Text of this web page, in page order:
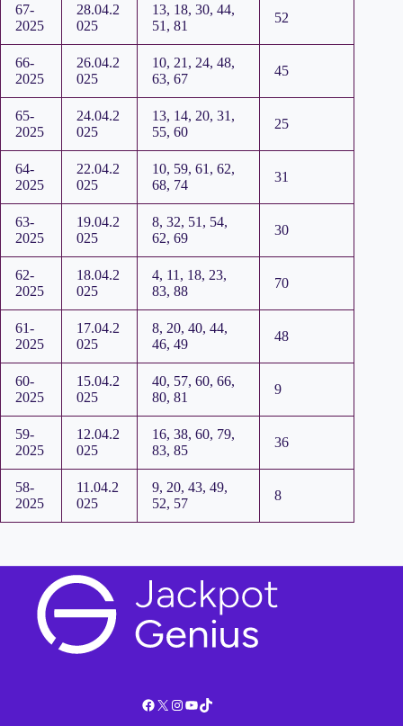
67-
2025
28.04.2
025
13, 18, 30, 44,
51, 81
52
66-
2025
26.04.2
025
10, 21, 24, 48,
63, 67
45
65-
2025
24.04.2
025
13, 14, 20, 31,
55, 60
25
64-
2025
22.04.2
025
10, 59, 61, 62,
68, 74
31
63-
2025
19.04.2
025
8, 32, 51, 54,
62, 69
30
62-
2025
18.04.2
025
4, 11, 18, 23,
83, 88
70
61-
2025
17.04.2
025
8, 20, 40, 44,
46, 49
48
60-
2025
15.04.2
025
40, 57, 60, 66,
80, 81
9
59-
2025
12.04.2
025
16, 38, 60, 79,
83, 85
36
58-
2025
11.04.2
025
9, 20, 43, 49,
52, 57
8
Facebook
X Instagram
YouTube
TikTok